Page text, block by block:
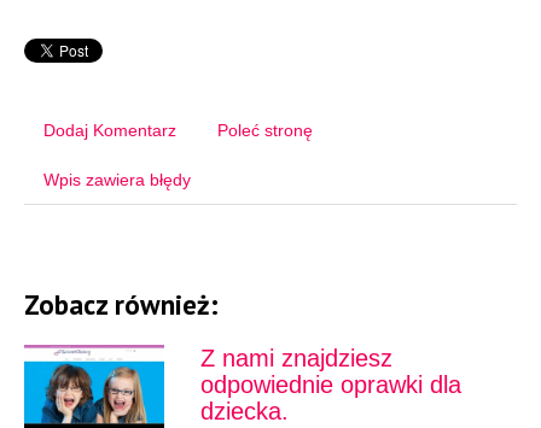
Dodaj Komentarz Poleć stronę
Wpis zawiera błędy
Zobacz również:
Z nami znajdziesz
odpowiednie oprawki dla
dziecka.